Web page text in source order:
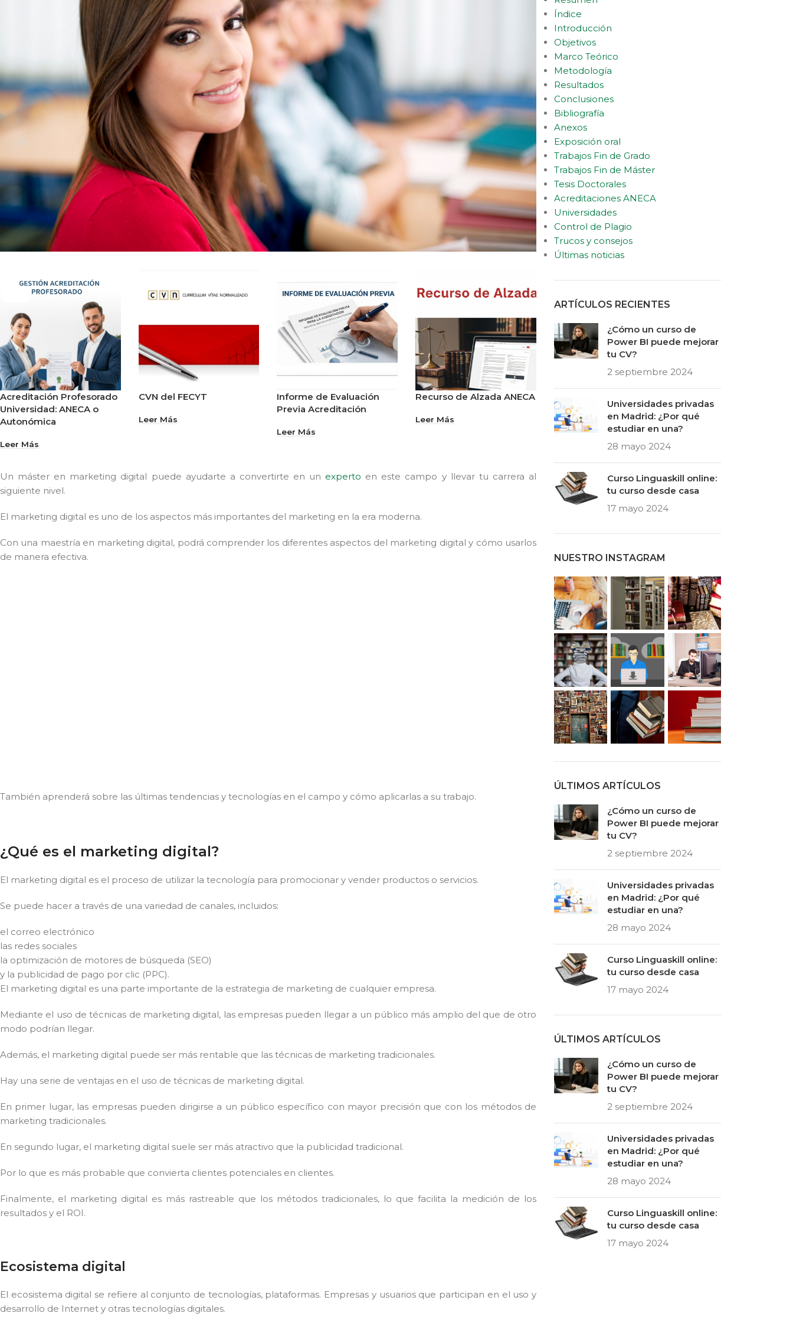
Acreditación Profesorado
Universidad: ANECA o
Autonómica
Leer Más
CVN del FECYT
Leer Más
Informe de Evaluación
Previa Acreditación
Leer Más
Recurso de Alzada ANECA
Leer Más
Un máster en marketing digital puede ayudarte a convertirte en un experto en este campo y llevar tu carrera al
siguiente nivel.
El marketing digital es uno de los aspectos más importantes del marketing en la era moderna.
Con una maestría en marketing digital, podrá comprender los diferentes aspectos del marketing digital y cómo usarlos
de manera efectiva.
También aprenderá sobre las últimas tendencias y tecnologías en el campo y cómo aplicarlas a su trabajo.
¿Qué es el marketing digital?
El marketing digital es el proceso de utilizar la tecnología para promocionar y vender productos o servicios.
Se puede hacer a través de una variedad de canales, incluidos:
el correo electrónico
las redes sociales
la optimización de motores de búsqueda (SEO)
y la publicidad de pago por clic (PPC).
El marketing digital es una parte importante de la estrategia de marketing de cualquier empresa.
Mediante el uso de técnicas de marketing digital, las empresas pueden llegar a un público más amplio del que de otro
modo podrían llegar.
Además, el marketing digital puede ser más rentable que las técnicas de marketing tradicionales.
Hay una serie de ventajas en el uso de técnicas de marketing digital.
En primer lugar, las empresas pueden dirigirse a un público específico con mayor precisión que con los métodos de
marketing tradicionales.
En segundo lugar, el marketing digital suele ser más atractivo que la publicidad tradicional.
Por lo que es más probable que convierta clientes potenciales en clientes.
Finalmente, el marketing digital es más rastreable que los métodos tradicionales, lo que facilita la medición de los
resultados y el ROI.
Ecosistema digital
El ecosistema digital se refiere al conjunto de tecnologías, plataformas. Empresas y usuarios que participan en el uso y
desarrollo de Internet y otras tecnologías digitales.
Índice
Introducción
Objetivos
Marco Teórico
Metodología
Resultados
Conclusiones
Bibliografía
Anexos
Exposición oral
Trabajos Fin de Grado
Trabajos Fin de Máster
Tesis Doctorales
Acreditaciones ANECA
Universidades
Control de Plagio
Trucos y consejos
Últimas noticias
ARTÍCULOS RECIENTES
¿Cómo un curso de
Power BI puede mejorar
tu CV?
2 septiembre 2024
Universidades privadas
en Madrid: ¿Por qué
estudiar en una?
28 mayo 2024
Curso Linguaskill online:
tu curso desde casa
17 mayo 2024
NUESTRO INSTAGRAM
ÚLTIMOS ARTÍCULOS
¿Cómo un curso de
Power BI puede mejorar
tu CV?
2 septiembre 2024
Universidades privadas
en Madrid: ¿Por qué
estudiar en una?
28 mayo 2024
Curso Linguaskill online:
tu curso desde casa
17 mayo 2024
ÚLTIMOS ARTÍCULOS
¿Cómo un curso de
Power BI puede mejorar
tu CV?
2 septiembre 2024
Universidades privadas
en Madrid: ¿Por qué
estudiar en una?
28 mayo 2024
Curso Linguaskill online:
tu curso desde casa
17 mayo 2024